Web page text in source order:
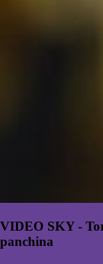
VIDEO SKY -
panchina